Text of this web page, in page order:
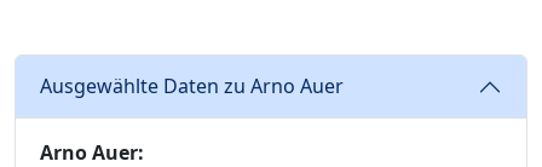
Ausgewählte Daten zu Arno Auer
Arno Auer: